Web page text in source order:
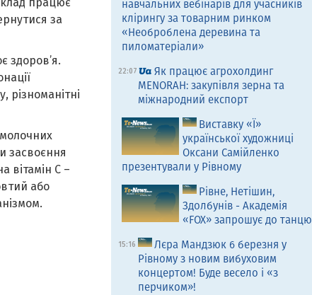
за
здоров’я.
різноманітні
засвоєння
вітамін С –
або
навчальних вебінарів для учасників
клірингу за товарним ринком
«Необроблена деревина та
пиломатеріали»
22:07
Як працює агрохолдинг
MENORAH: закупівля зерна та
міжнародний експорт
Виставку «Ї»
української художниці
Оксани Самійленко
презентували у Рівному
Рівне, Нетішин,
Здолбунів - Академія
«FOX» запрошує до танцю
15:16
Лєра Мандзюк 6 березня у
Рівному з новим вибуховим
концертом! Буде весело і «з
перчиком»!